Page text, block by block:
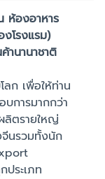
งอาหาร
โรงแรม)
านานาชาติ
ลก เพื่อให้ท่าน
บการมากกว่า
ลิตรายใหญ่
นรวมทั้งนัก
ระเภท